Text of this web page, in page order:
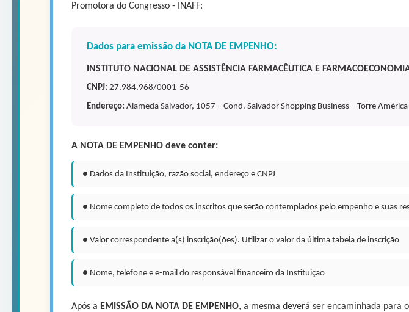
Promotora do Congresso - INAFF:
Dados para emissão da NOTA DE EMPENHO:
INSTITUTO NACIONAL DE ASSISTÊNCIA FARMACÊUTICA E
CNPJ: 27.984.968/0001-56
Endereço: Alameda Salvador, 1057 – Cond. Salvador Shopping Business – Torre
A NOTA DE EMPENHO deve conter:
● Dados da Instituição, razão social, endereço e CNPJ
● Nome completo de todos os inscritos que serão contemplados pelo empenho e suas
● Valor correspondente a(s) inscrição(ões). Utilizar o valor da última tabela de inscrição
● Nome, telefone e e-mail do responsável financeiro da Instituição
Após a EMISSÃO DA NOTA DE EMPENHO, a mesma deverá ser encaminhada para